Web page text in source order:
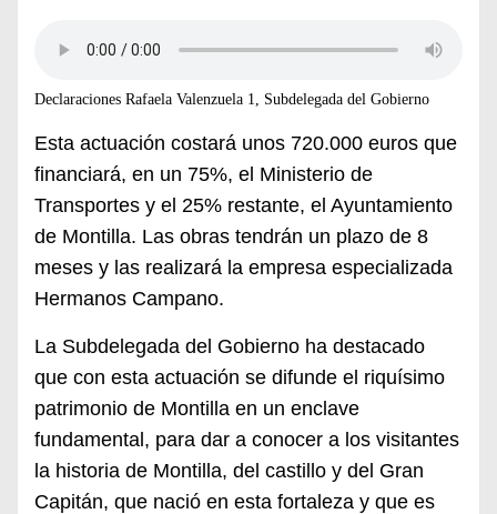
Declaraciones Rafaela Valenzuela 1, Subdelegada del Gobierno
Esta actuación costará unos 720.000 euros que
financiará, en un 75%, el Ministerio de
Transportes y el 25% restante, el Ayuntamiento
de Montilla. Las obras tendrán un plazo de 8
meses y las realizará la empresa especializada
Hermanos Campano.
La Subdelegada del Gobierno ha destacado
que con esta actuación se difunde el riquísimo
patrimonio de Montilla en un enclave
fundamental, para dar a conocer a los visitantes
la historia de Montilla, del castillo y del Gran
Capitán, que nació en esta fortaleza y que es